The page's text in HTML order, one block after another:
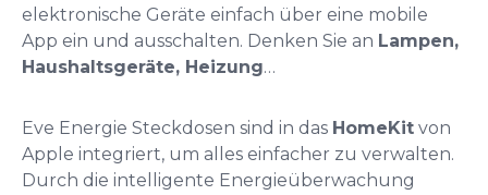
elektronische Geräte einfach über eine mobile
App ein und ausschalten. Denken Sie an Lampen,
Haushaltsgeräte, Heizung…
Eve Energie Steckdosen sind in das HomeKit von
Apple integriert, um alles einfacher zu verwalten.
Durch die intelligente Energieüberwachung